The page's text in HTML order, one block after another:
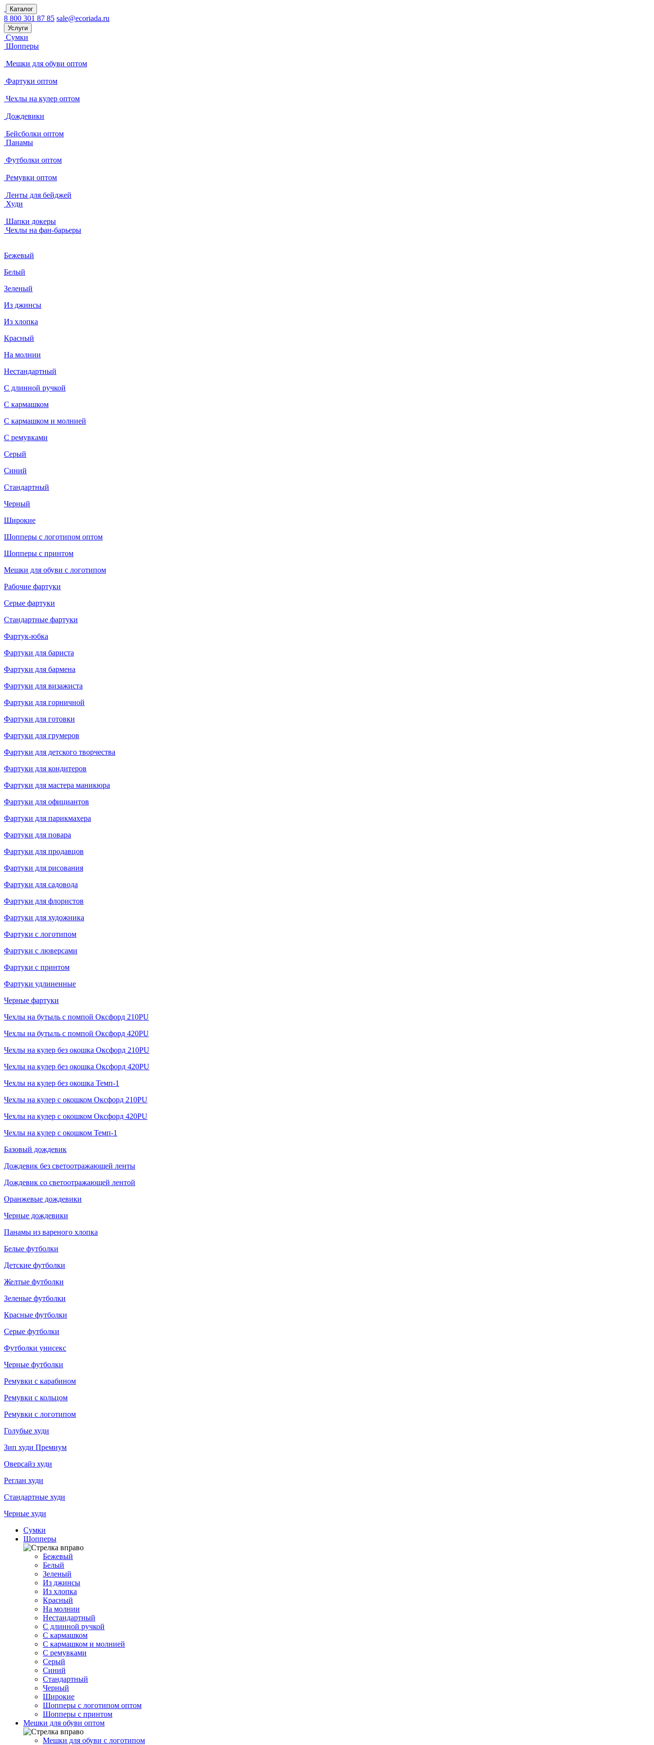
Каталог
8 800 301 87 85 sale@ecoriada.ru
Услуги
Сумки
Шопперы
Мешки для обуви оптом
Фартуки оптом
Чехлы на кулер оптом
Дождевики
Бейсболки оптом
Панамы
Футболки оптом
Ремувки оптом
Ленты для бейджей
Худи
Шапки докеры
Чехлы на фан-барьеры
Бежевый
Белый
Зеленый
Из джинсы
Из хлопка
Красный
На молнии
Нестандартный
С длинной ручкой
С кармашком
С кармашком и молнией
С ремувками
Серый
Синий
Стандартный
Черный
Широкие
Шопперы с логотипом оптом
Шопперы с принтом
Мешки для обуви с логотипом
Рабочие фартуки
Серые фартуки
Стандартные фартуки
Фартук-юбка
Фартуки для бариста
Фартуки для бармена
Фартуки для визажиста
Фартуки для горничной
Фартуки для готовки
Фартуки для грумеров
Фартуки для детского творчества
Фартуки для кондитеров
Фартуки для мастера маникюра
Фартуки для официантов
Фартуки для парикмахера
Фартуки для повара
Фартуки для продавцов
Фартуки для рисования
Фартуки для садовода
Фартуки для флористов
Фартуки для художника
Фартуки с логотипом
Фартуки с люверсами
Фартуки с принтом
Фартуки удлиненные
Черные фартуки
Чехлы на бутыль с помпой Оксфорд 210PU
Чехлы на бутыль с помпой Оксфорд 420PU
Чехлы на кулер без окошка Оксфорд 210PU
Чехлы на кулер без окошка Оксфорд 420PU
Чехлы на кулер без окошка Темп-1
Чехлы на кулер с окошком Оксфорд 210PU
Чехлы на кулер с окошком Оксфорд 420PU
Чехлы на кулер с окошком Темп-1
Базовый дождевик
Дождевик без светоотражающей ленты
Дождевик со светоотражающей лентой
Оранжевые дождевики
Черные дождевики
Панамы из вареного хлопка
Белые футболки
Детские футболки
Желтые футболки
Зеленые футболки
Красные футболки
Серые футболки
Футболки унисекс
Черные футболки
Ремувки с карабином
Ремувки с кольцом
Ремувки с логотипом
Голубые худи
Зип худи Премиум
Оверсайз худи
Реглан худи
Стандартные худи
Черные худи
Сумки
Шопперы
Бежевый
Белый
Зеленый
Из джинсы
Из хлопка
Красный
На молнии
Нестандартный
С длинной ручкой
С кармашком
С кармашком и молнией
С ремувками
Серый
Синий
Стандартный
Черный
Широкие
Шопперы с логотипом оптом
Шопперы с принтом
Мешки для обуви оптом
Мешки для обуви с логотипом